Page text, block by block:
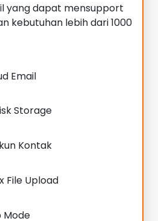
yang dapat mensupport
kebutuhan lebih dari 1000
Email
Storage
Kontak
File Upload
Mode